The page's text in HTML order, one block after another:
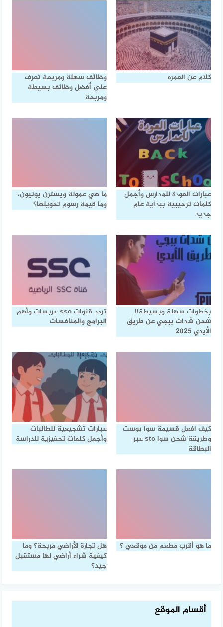
كلام عن العمره
وظائف سهلة ومربحة تعرف
على أفضل وظائف بسيطة
ومربحة
عبارات العودة للمدارس وأجمل
كلمات ترحيبية ببداية عام
جديد
ما هي عمولة ويسترن يونيون،
وما قيمة رسوم تحويلها؟
بخطوات سهلة وبسيطة!!..
شحن شدات ببجي عن طريق
الأيدي 2025
تردد قنوات ssc عربسات وأهم
البرامج والمنافسات
كيف افعل قسيمة سوا بوست
وطريقة شحن سوا stc عبر
البطاقة
عبارات تشجيعية للطالبات
وأجمل كلمات تحفيزية للدراسة
ما هو أقرب مطعم من موقعي ؟
هل تجارة الأراضي مربحة؟ وما
كيفية شراء أراضي لها مستقبل
جيد؟
أقسام الموقع